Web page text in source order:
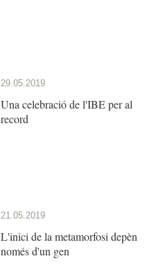
29.05.2019
Una celebració de l'IBE per al
record
21.05.2019
L'inici de la metamorfosi depèn
només d'un gen